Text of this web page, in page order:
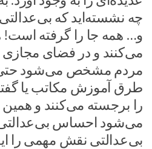
چه نشسته‌اید که
و… همه جا را گرفته است!
می‌کنند و در فضای مجازی
مردم مشخص می‌شود حتی
طرق آموزش مکاتب یا
را برجسته می‌کنند و
می‌شود احساس بی‌عدالتی
بی‌عدالتی نقش مهمی را